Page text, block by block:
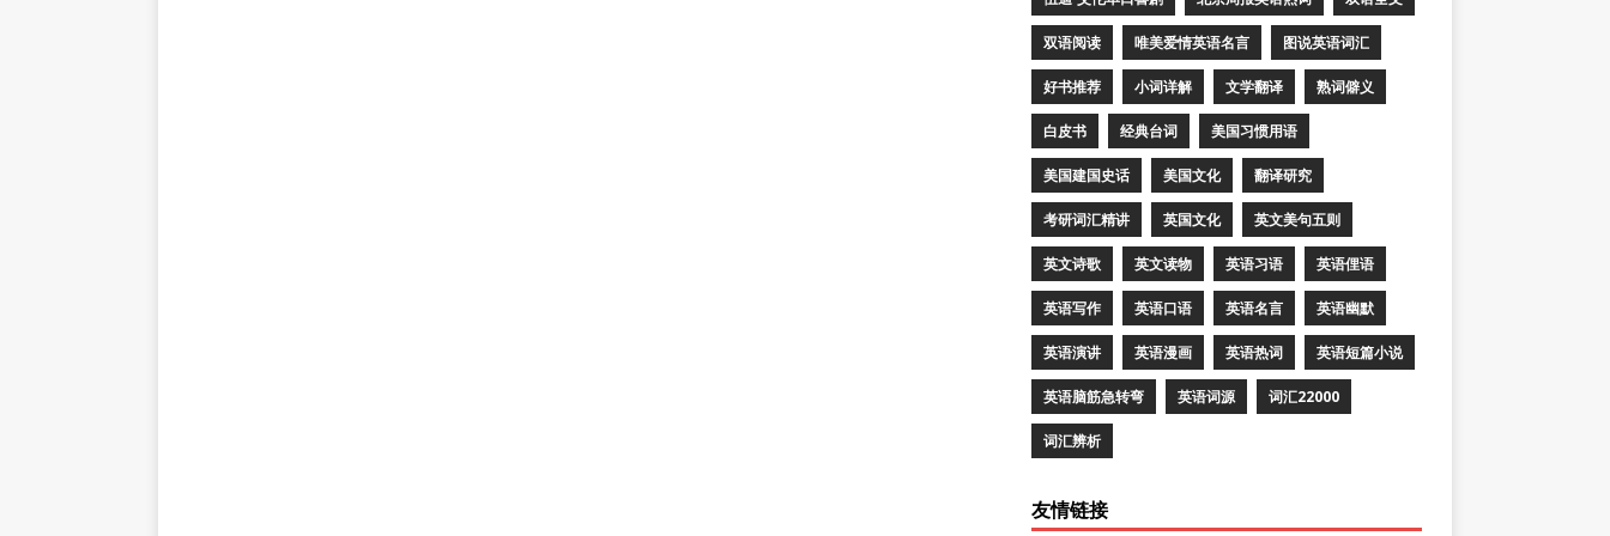
双语阅读 唯美爱情英语名言 图说英语词汇
好书推荐 小词详解 文学翻译 熟词僻义
白皮书 经典台词 美国习惯用语
美国建国史话 美国文化 翻译研究
考研词汇精讲 英国文化 英文美句五则
英文诗歌 英文读物 英语习语 英语俚语
英语写作 英语口语 英语名言 英语幽默
英语演讲 英语漫画 英语热词 英语短篇小说
英语脑筋急转弯 英语词源 词汇22000
词汇辨析
友情链接